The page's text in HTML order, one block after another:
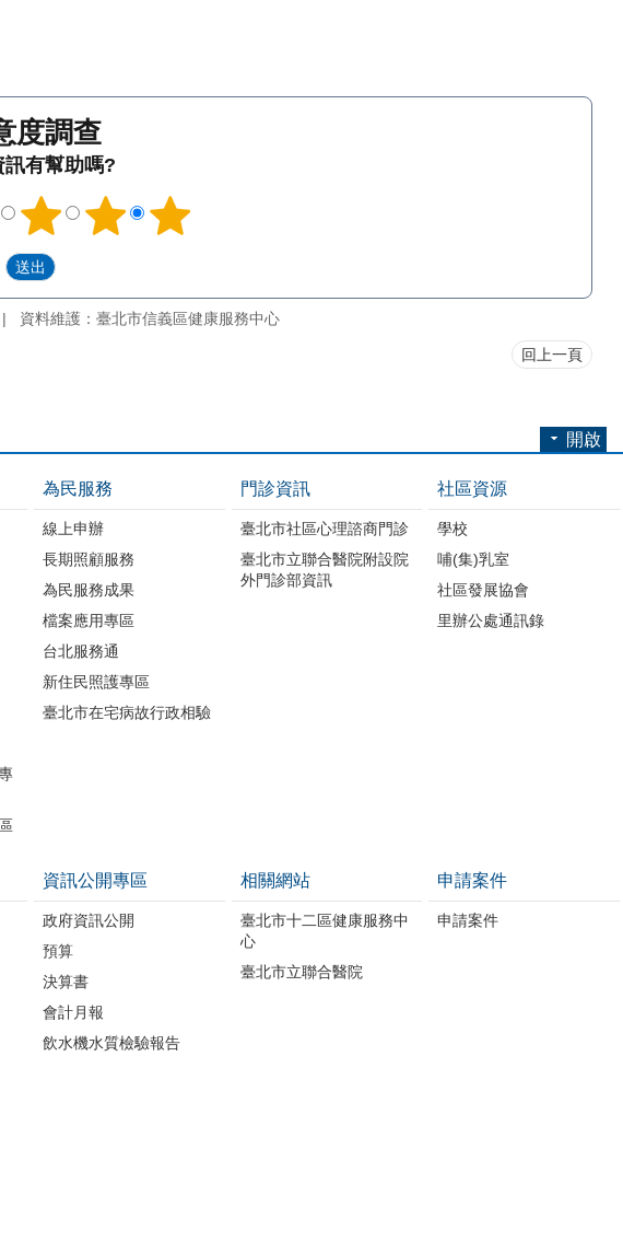
度調查
訊有幫助嗎?
資料維護：臺北市信義區健康服務中心
回上一頁
開啟
為民服務
線上申辦
長期照顧服務
為民服務成果
檔案應用專區
台北服務通
新住民照護專區
臺北市在宅病故行政相驗
門診資訊
臺北市社區心理諮商門診
臺北市立聯合醫院附設院
外門診部資訊
社區資源
學校
哺(集)乳室
社區發展協會
里辦公處通訊錄
資訊公開專區
政府資訊公開
預算
決算書
會計月報
飲水機水質檢驗報告
相關網站
臺北市十二區健康服務中
心
臺北市立聯合醫院
申請案件
申請案件